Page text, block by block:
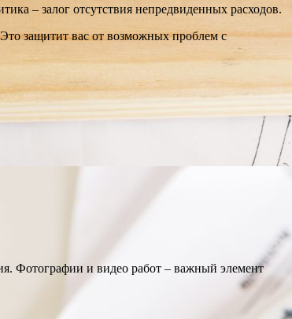
– залог отсутствия непредвиденных расходов.
защитит вас от возможных проблем с
Фотографии и видео работ – важный элемент